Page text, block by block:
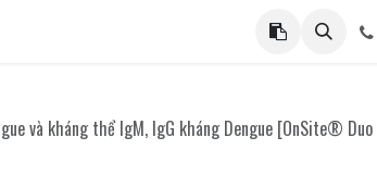
và kháng thể IgM, IgG kháng Dengue [OnSite® Duo